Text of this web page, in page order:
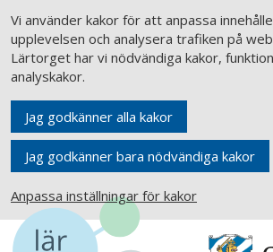
Vi använder kakor för att anpassa
upplevelsen och analysera trafiken på
Lärtorget har vi nödvändiga kakor,
analyskakor.
Jag godkänner alla kakor
Jag godkänner bara nödvändiga kakor
Anpassa inställningar för kakor